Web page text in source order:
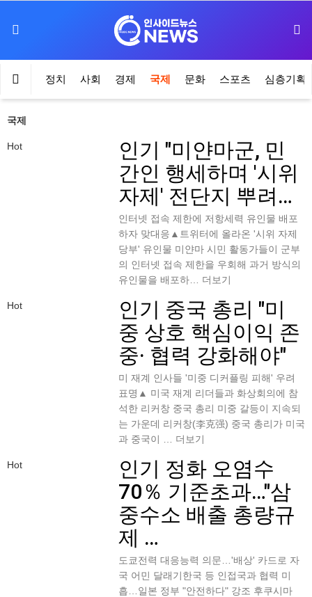
정치 사회 경제 국제 문화 스포츠 심층기획
국제
Hot 인기 "미얀마군, 민
간인 행세하며 '시위
자제' 전단지 뿌려…
인터넷 접속 제한에 저항세력 유인물 배포
하자 맞대응▲트위터에 올라온 '시위 자제
당부' 유인물 미얀마 시민 활동가들이 군부
의 인터넷 접속 제한을 우회해 과거 방식의
유인물을 배포하… 더보기
Hot 인기 중국 총리 "미
중 상호 핵심이익 존
중· 협력 강화해야"
미 재계 인사들 '미중 디커플링 피해' 우려
표명▲ 미국 재계 리더들과 화상회의에 참
석한 리커창 중국 총리 미중 갈등이 지속되
는 가운데 리커창(李克强) 중국 총리가 미국
과 중국이 … 더보기
Hot 인기 정화 오염수
70％ 기준초과…"삼
중수소 배출 총량규
제 …
도쿄전력 대응능력 의문…'배상' 카드로 자
국 어민 달래기한국 등 인접국과 협력 미
흡…일본 정부 "안전하다" 강조 후쿠시마